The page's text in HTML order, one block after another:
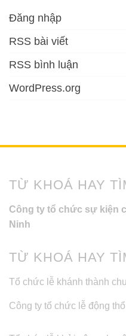
Đăng nhập
RSS bài viết
RSS bình luận
WordPress.org
TỪ KHOÁ HAY
Công ty tổ chức sự kiện
Ninh
TỪ KHOÁ HAY
Tổ chức lễ khánh thành
Công ty tổ chức lễ động